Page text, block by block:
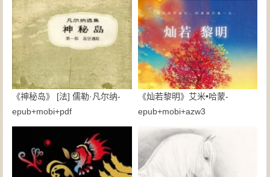
《神秘岛》 [法] 儒勒·凡尔纳-
epub+mobi+pdf
《灿若黎明》艾米•哈蒙-
epub+mobi+azw3